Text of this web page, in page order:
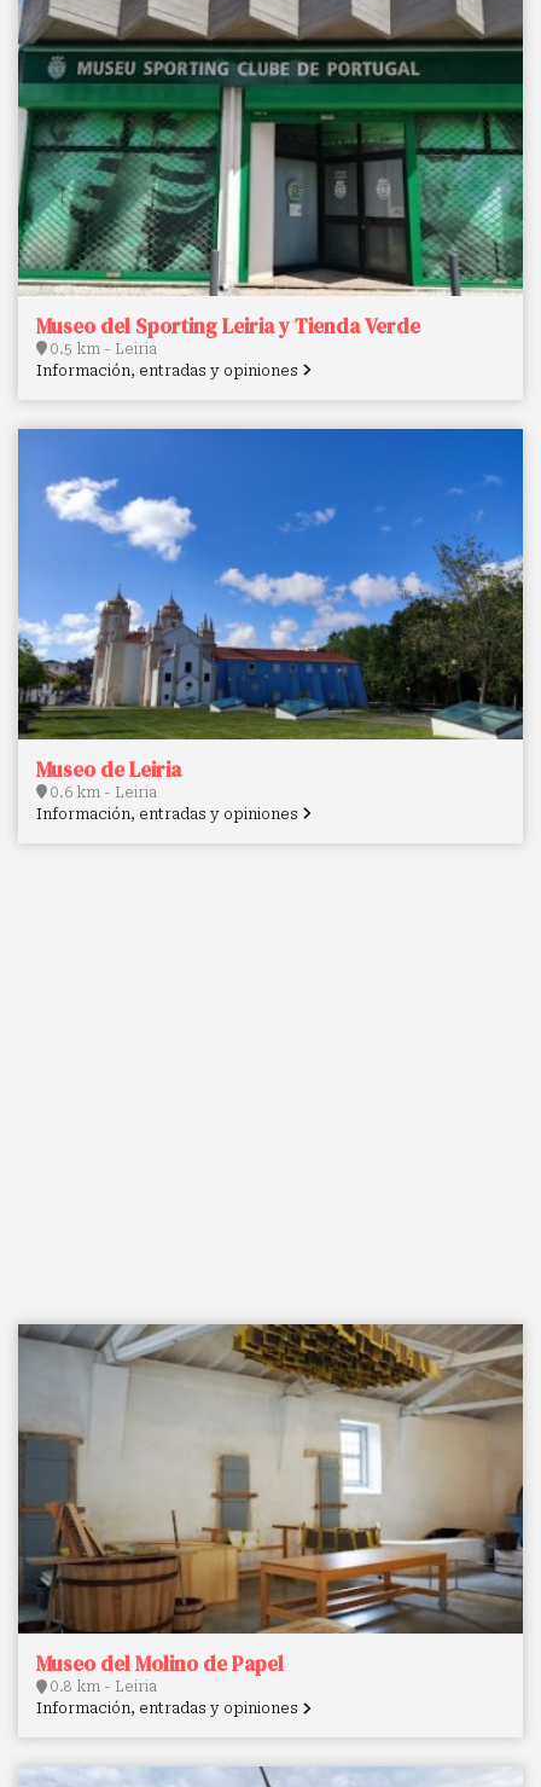
Museo del Sporting Leiria y Tienda Verde
0.5 km - Leiria
Información, entradas y opiniones
Museo de Leiria
0.6 km - Leiria
Información, entradas y opiniones
Museo del Molino de Papel
0.8 km - Leiria
Información, entradas y opiniones